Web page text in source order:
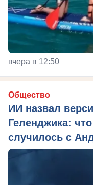
вчера в 12:50
Общество
ИИ назвал
Геленджика:
случилось с